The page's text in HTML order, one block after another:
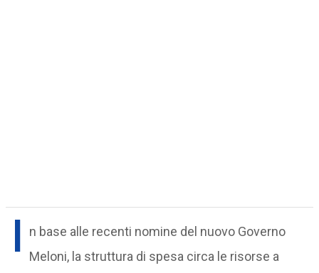
I
n base alle recenti nomine del nuovo Governo
Meloni, la struttura di spesa circa le risorse a